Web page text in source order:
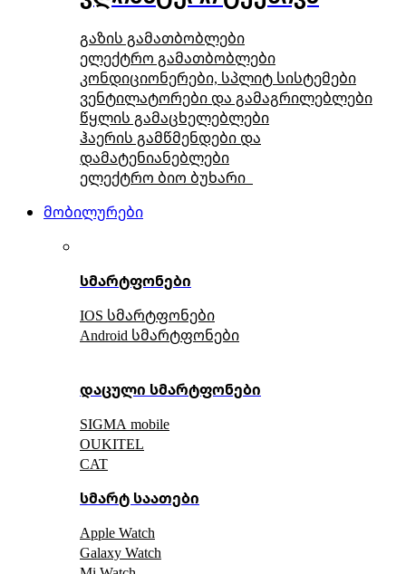
გაზის გამათბობლები
ელექტრო გამათბობლები
კონდიციონერები, სპლიტ სისტემები
ვენტილატორები და გამაგრილებლები
წყლის გამაცხელებლები
ჰაერის გამწმენდები და
დამატენიანებლები
ელექტრო ბიო ბუხარი
მობილურები
სმარტფონები
IOS სმარტფონები
Android სმარტფონები
დაცული სმარტფონები
SIGMA mobile
OUKITEL
CAT
სმარტ საათები
Apple Watch
Galaxy Watch